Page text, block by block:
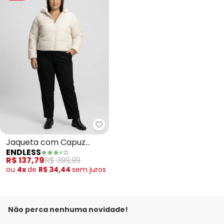
Endless - Jaqueta com Capuz
Jaqueta com Capuz
Feminina Plus Size (Bege)
ENDLESS
R$ 137,79R$ 399,99
ou 4xde R$ 34,44 sem juros
Não perca nenhuma novidade!